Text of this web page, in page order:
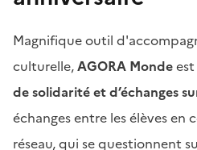
Magnifique outil
culturelle,AGORA Monde
de solidarité et d’échanges
échangesentre les élèves en
réseau, qui se questionnent